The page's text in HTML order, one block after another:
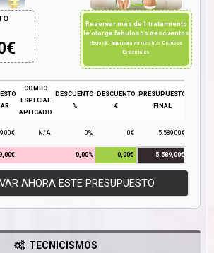
€
Reservar más de 1 tratamiento
le otorga fabulosos descuentos
Haga clic aquípara ver nuestros Combos
Especiales
COMBO
ESPECIAL
APLICADO
DESCUENTO
%
DESCUENTO
€
PRESUPUESTO
FINAL
N/A 0% 0€ 5.589,00€
0,00% 0,00€ 5.589,00€
AHORA ESTE PRESUPUESTO
TECNICISMOS